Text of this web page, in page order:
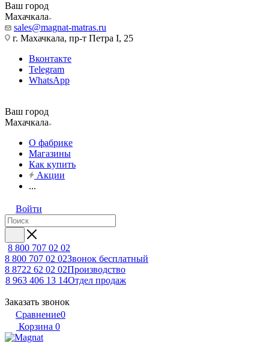
Ваш город
Махачкала
sales@magnat-matras.ru
г. Махачкала, пр-т Петра I, 25
Вконтакте
Telegram
WhatsApp
Ваш город
Махачкала
О фабрике
Магазины
Как купить
Акции
...
Войти
8 800 707 02 02
8 800 707 02 02Звонок бесплатный
8 8722 62 02 02Производство
8 963 406 13 14Отдел продаж
Заказать звонок
Сравнение0
Корзина 0